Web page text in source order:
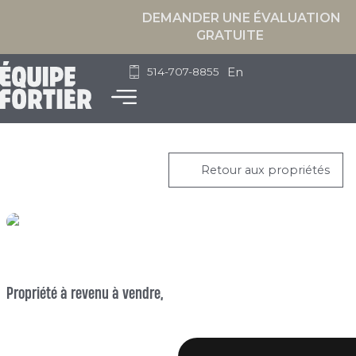
DEMANDER UNE ÉVALUATION
GRATUITE
514-707-8855 En
Retour aux propriétés
Propriété à revenu à vendre,